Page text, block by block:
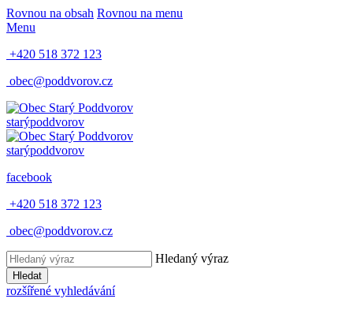
Rovnou na obsah Rovnou na menu
Menu
+420 518 372 123
obec@poddvorov.cz
starýpoddvorov
starýpoddvorov
facebook
+420 518 372 123
obec@poddvorov.cz
Hledaný výraz
Hledat
rozšířené vyhledávání